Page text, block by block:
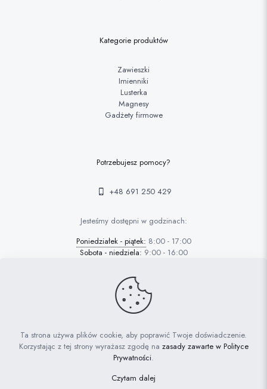
Kategorie produktów
Zawieszki
Imienniki
Lusterka
Magnesy
Gadżety firmowe
Potrzebujesz pomocy?
+48 691 250 429
Jesteśmy dostępni w godzinach:
Poniedziałek - piątek: 8:00 - 17:00
Sobota - niedziela: 9:00 - 16:00
© 2022 FAFARAFA | Haft Piotrków Trybunalski |
Projektowanie
stron Piotrków: AdrianGrzybek.pl
Polityka prywatności
Ta strona używa plików cookie, aby poprawić Twoje doświadczenie.
Korzystając z tej strony wyrażasz zgodę na zasady zawarte w Polityce
Prywatności.
Czytam dalej